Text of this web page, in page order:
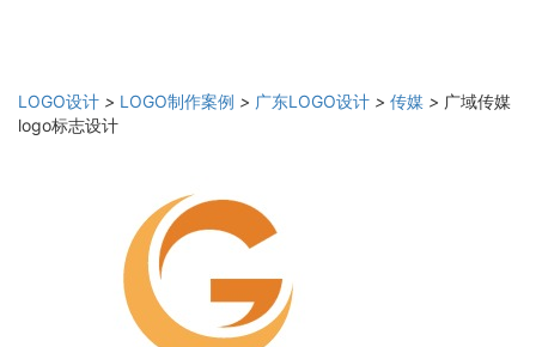
LOGO设计 > LOGO制作案例 > 广东LOGO设计 > 传媒 > 广域传媒
logo标志设计